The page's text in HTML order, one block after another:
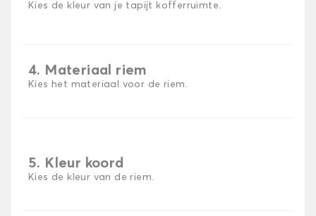
Kies de kleur van je tapijt kofferruimte.
4. Materiaal riem
Kies het materiaal voor de riem.
5. Kleur koord
Kies de kleur van de riem.